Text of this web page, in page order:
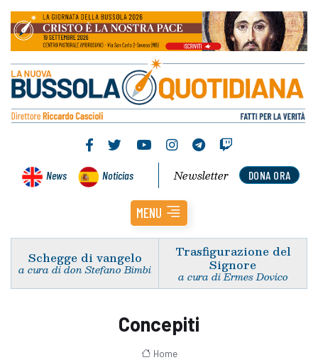
News Noticias DONA ORA
Newsletter
MENU
Schegge di vangelo
a cura di don Stefano Bimbi
Trasfigurazione del
Signore
a cura di Ermes Dovico
Concepiti
Home